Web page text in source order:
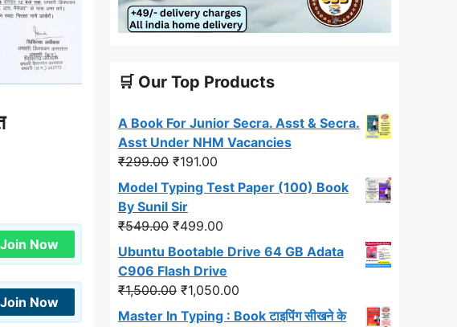
Join Now
Join Now
🛒 Our Top Products
A Book For Junior Secra. Asst & Secra.
Asst Under NHM Vacancies
₹299.00 Original
price
was:
₹299.00.
₹191.00
price
₹191.00.
Model Typing Test Paper (100) Book
By Sunil Sir
₹549.00 Original
price
was:
₹549.00.
₹499.00
price
₹499.00.
Ubuntu Bootable Drive 64 GB Adata
C906 Flash Drive
₹1,500.00 Original
price
₹1,050.00
price
Master In Typing : Book टाइपिंग सीखने के